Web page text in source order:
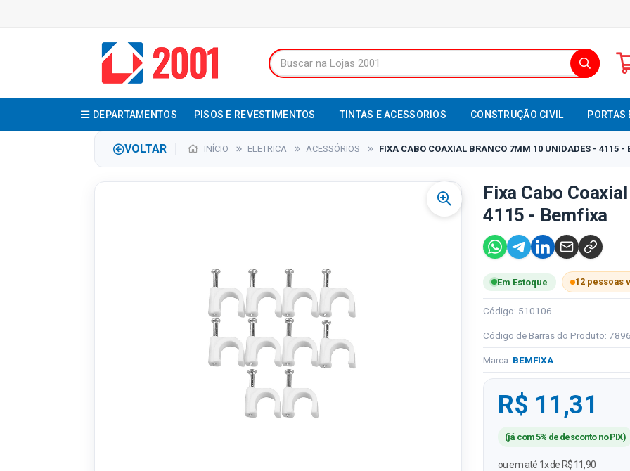
DEPARTAMENTOS PISOS E REVESTIMENTOS TINTAS E ACESSORIOS CONSTRUÇÃO CIVIL PORTAS
VOLTAR INÍCIO ELETRICA ACESSÓRIOS FIXA CABO COAXIAL BRANCO 7MM 10 UNIDADES - 4115 -
Fixa Cabo
4115 - Bemfixa
Em Estoque 12 pessoas
Código: 510106
Código de Barras do Produto:
Marca: BEMFIXA
R$ 11,31
(já com 5% de desconto no PIX)
ou em até 1x de R$ 11,90